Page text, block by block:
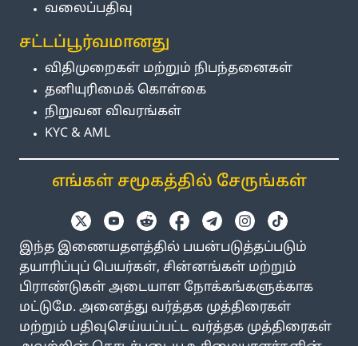
வலைப்பதிவு
சட்டப்பூர்வமானது
விதிமுறைகள் மற்றும் நிபந்தனைகள்
தனியுரிமைக் கொள்கை
நிறுவன விவரங்கள்
KYC & AML
எங்கள் சமூகத்தில் சேருங்கள்
இந்த இணையதளத்தில் பயன்படுத்தப்படும்
தயாரிப்புப் பெயர்கள், சின்னங்கள் மற்றும்
பிராண்டுகள் அடையாள நோக்கங்களுக்காக
மட்டுமே. அனைத்து வர்த்தக முத்திரைகள்
மற்றும் பதிவுசெய்யப்பட்ட வர்த்தக முத்திரைகள்